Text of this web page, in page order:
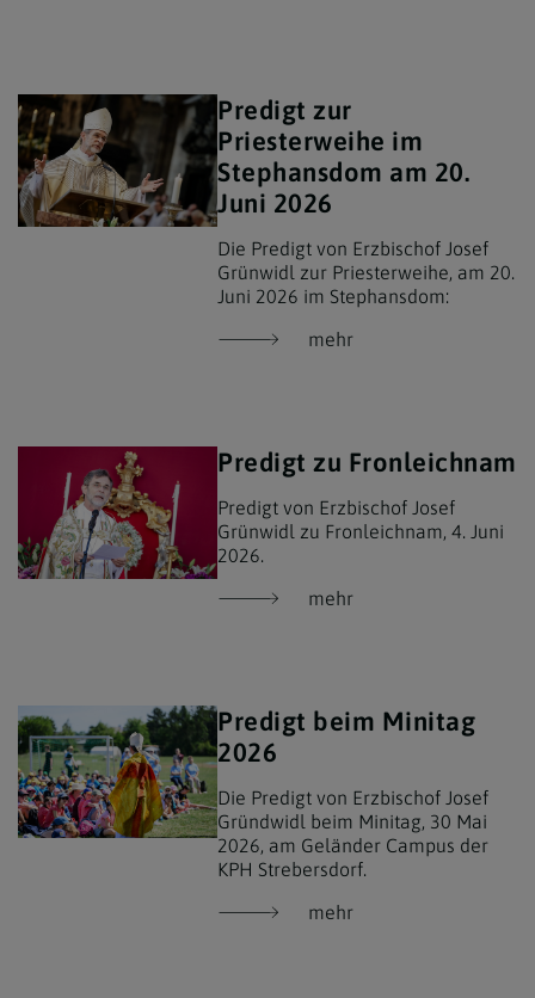
Predigt zur
Priesterweihe im
Stephansdom am 20.
Juni 2026
Die Predigt von Erzbischof Josef
Grünwidl zur Priesterweihe, am 20.
Juni 2026 im Stephansdom:
mehr
Predigt zu Fronleichnam
Predigt von Erzbischof Josef
Grünwidl zu Fronleichnam, 4. Juni
2026.
mehr
Predigt beim Minitag
2026
Die Predigt von Erzbischof Josef
Gründwidl beim Minitag, 30 Mai
2026, am Geländer Campus der
KPH Strebersdorf.
mehr